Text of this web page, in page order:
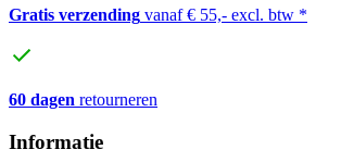
Gratis verzending vanaf € 55,- excl. btw *
60 dagen retourneren
Informatie